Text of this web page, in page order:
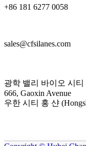
+86 181 6277 0058
sales@cfsilanes.com
광학 밸리 바이오 시티
666, Gaoxin Avenue
우한 시티 홍 샨